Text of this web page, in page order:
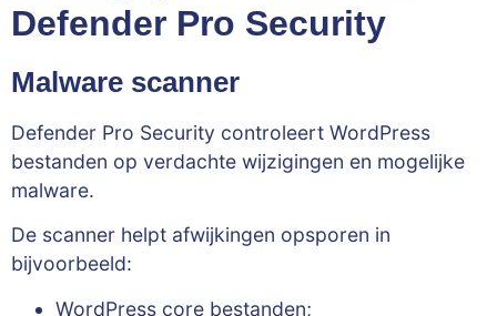
Defender Pro Security
Malware scanner
Defender Pro Security controleert WordPress
bestanden op verdachte wijzigingen en mogelijke
malware.
De scanner helpt afwijkingen opsporen in
bijvoorbeeld:
WordPress core bestanden;